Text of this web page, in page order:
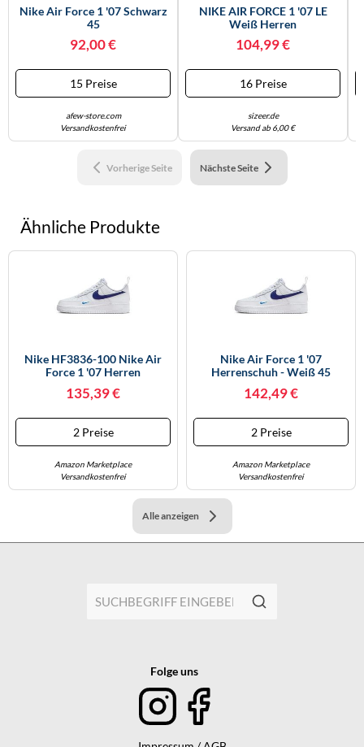
Nike Air Force 1 '07 Schwarz
45
92,00 €
15 Preise
afew-store.com
Versandkostenfrei
NIKE AIR FORCE 1 '07 LE
Weiß Herren
104,99 €
16 Preise
sizeer.de
Versand ab 6,00 €
Vorherige Seite Nächste Seite
Ähnliche Produkte
Nike HF3836-100 Nike Air
Force 1 '07 Herren
Photo Blue EU 41
135,39 €
2 Preise
Amazon Marketplace
Versandkostenfrei
Nike Air Force 1 '07
Herrenschuh - Weiß 45
142,49 €
2 Preise
Amazon Marketplace
Versandkostenfrei
Alle anzeigen
Folge uns